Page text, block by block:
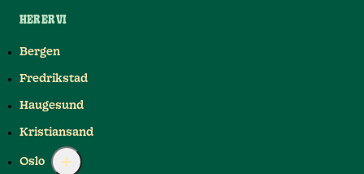
HER ER VI
Bergen
Fredrikstad
Haugesund
Kristiansand
Oslo